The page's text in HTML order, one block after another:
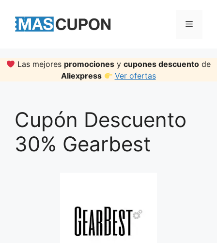
content
Menu
Las mejores promociones ycupones descuento de
Aliexpress
Ver ofertas
Cupón Descuento
30% Gearbest